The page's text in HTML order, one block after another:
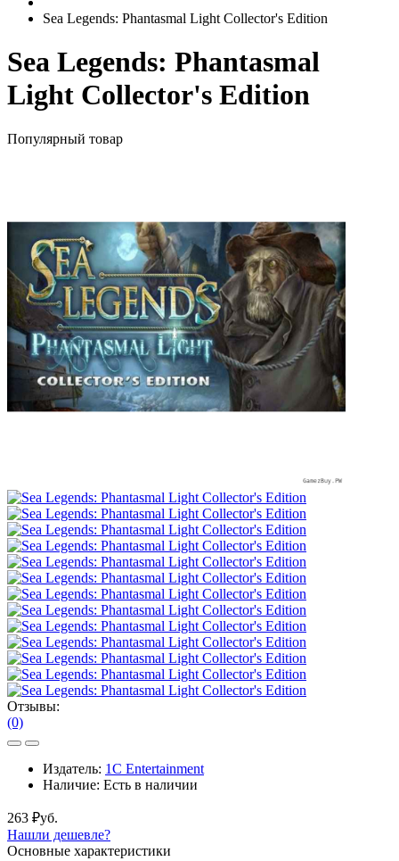
Sea Legends: Phantasmal Light Collector's Edition
Sea Legends: Phantasmal
Light Collector's Edition
Популярный товар
Отзывы:
(0)
Издатель: 1C Entertainment
Наличие: Есть в наличии
263 ₽уб.
Нашли дешевле?
Основные характеристики